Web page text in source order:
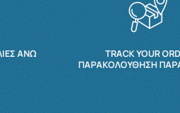
ΆΝΩ
TRACK YOUR
ΠΑΡΑΚΟΛΟΎΘΗΣΗ